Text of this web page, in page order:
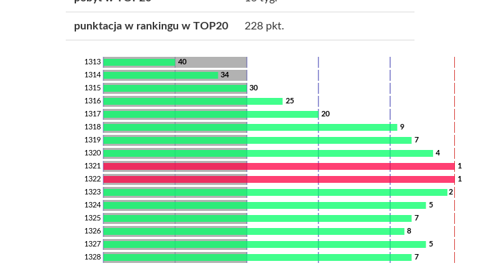
punktacja w rankingu w TOP20 228 pkt.
40
1313
34
1314
30
1315
25
1316
20
1317
9
1318
7
1319
4
1320
1
1321
1
1322
2
1323
5
1324
7
1325
8
1326
5
1327
7
1328